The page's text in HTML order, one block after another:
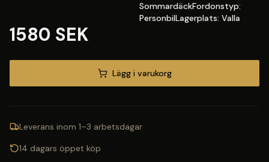
SommardäckFordonstyp:
PersonbilLagerplats: Valla
1580 SEK
Lägg i varukorg
Leverans inom 1–3 arbetsdagar
14 dagars öppet köp